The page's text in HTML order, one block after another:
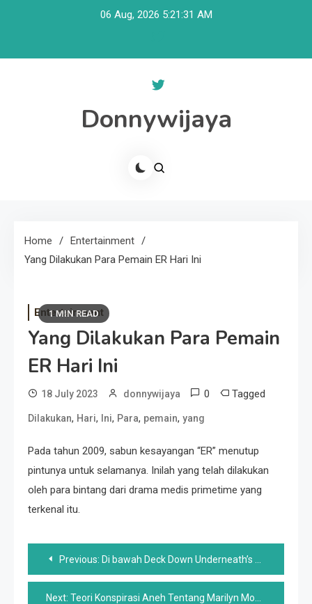
06 Aug, 2026 5:21:31 AM
Donnywijaya
Home
Entertainment
Yang Dilakukan Para Pemain ER Hari Ini
1 MIN READ
Entertainment
Yang Dilakukan Para Pemain
ER Hari Ini
18 July 2023 donnywijaya 0 Tagged
Dilakukan, Hari, Ini, Para, pemain, yang
Pada tahun 2009, sabun kesayangan “ER” menutup
pintunya untuk selamanya. Inilah yang telah dilakukan
oleh para bintang dari drama medis primetime yang
terkenal itu.
Post
navigation
Previous: Di bawah Deck Down Underneath’s Adam Mungkin Menjadi Pilihan Casting Terliar Dalam Sejarah Waralaba
Next: Teori Konspirasi Aneh Tentang Marilyn Monroe